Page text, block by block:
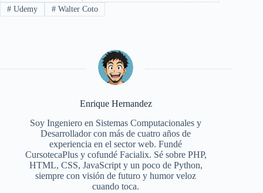
#Udemy #Walter Coto
Enrique Hernandez
Soy Ingeniero en Sistemas Computacionales y
Desarrollador con más de cuatro años de
experiencia en el sector web. Fundé
CursotecaPlus y cofundé Facialix. Sé sobre PHP,
HTML, CSS, JavaScript y un poco de Python,
siempre con visión de futuro y humor veloz
cuando toca.